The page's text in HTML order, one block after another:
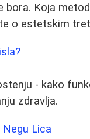
Koja
o estetskim
- kako
zdravlja.
Lica